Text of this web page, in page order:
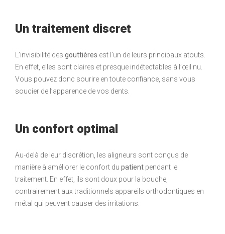
Un traitement discret
L’invisibilité des gouttières est l’un de leurs principaux atouts.
En effet, elles sont claires et presque indétectables à l’œil nu.
Vous pouvez donc sourire en toute confiance, sans vous
soucier de l’apparence de vos dents.
Un confort optimal
Au-delà de leur discrétion, les aligneurs sont conçus de
manière à améliorer le confort du patient pendant le
traitement. En effet, ils sont doux pour la bouche,
contrairement aux traditionnels appareils orthodontiques en
métal qui peuvent causer des irritations.